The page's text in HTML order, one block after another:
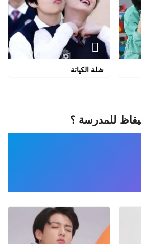
شلة الكياتة
للمدرسة ؟